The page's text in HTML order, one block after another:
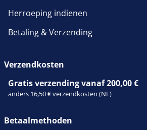
Herroeping indienen
Betaling & Verzending
Verzendkosten
Gratis verzending vanaf 200,00 €
anders 16,50 € verzendkosten (NL)
Betaalmethoden